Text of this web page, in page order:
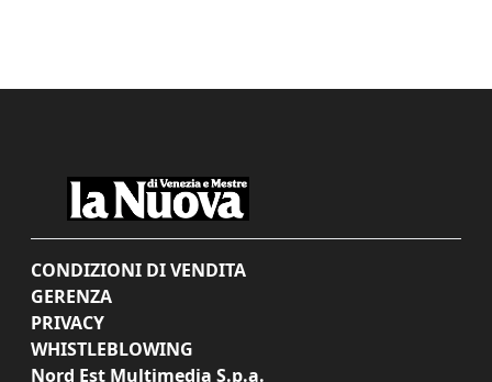
CONDIZIONI DI VENDITA
GERENZA
PRIVACY
WHISTLEBLOWING
Nord Est Multimedia S.p.a.